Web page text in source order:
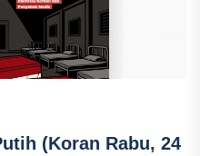
(Koran Rabu, 24